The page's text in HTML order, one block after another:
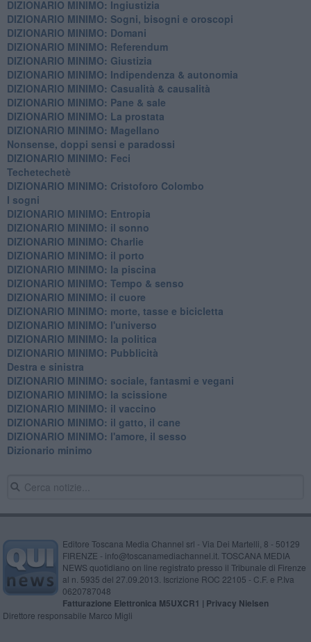
DIZIONARIO MINIMO: ​Ingiustizia
DIZIONARIO MINIMO: ​Sogni, bisogni e oroscopi
DIZIONARIO MINIMO: Domani
DIZIONARIO MINIMO: Referendum
DIZIONARIO MINIMO: Giustizia
DIZIONARIO MINIMO: ​Indipendenza & autonomia
DIZIONARIO MINIMO: ​Casualità & causalità
​DIZIONARIO MINIMO: Pane & sale
DIZIONARIO MINIMO: La prostata
​DIZIONARIO MINIMO: Magellano
Nonsense, doppi sensi e paradossi
DIZIONARIO MINIMO: Feci
Techetechetè
DIZIONARIO MINIMO: Cristoforo Colombo
I sogni
DIZIONARIO MINIMO: Entropia
DIZIONARIO MINIMO: il sonno
DIZIONARIO MINIMO: Charlie
DIZIONARIO MINIMO: il porto
DIZIONARIO MINIMO: la piscina
DIZIONARIO MINIMO: Tempo & senso
DIZIONARIO MINIMO: il cuore
DIZIONARIO MINIMO: morte, tasse e bicicletta
DIZIONARIO MINIMO: l'universo
DIZIONARIO MINIMO: la politica
DIZIONARIO MINIMO: Pubblicità
Destra e sinistra
DIZIONARIO MINIMO: sociale, fantasmi e vegani
DIZIONARIO MINIMO: la scissione
DIZIONARIO MINIMO: il vaccino
DIZIONARIO MINIMO: il gatto, il cane
DIZIONARIO MINIMO: l'amore, il sesso
Dizionario minimo
Editore Toscana Media Channel srl - Via Dei Martelli, 8 - 50129
FIRENZE - info@toscanamediachannel.it. TOSCANA MEDIA
NEWS quotidiano on line registrato presso il Tribunale di Firenze
al n. 5935 del 27.09.2013. Iscrizione ROC 22105 - C.F. e P.Iva
0620787048
Fatturazione Elettronica M5UXCR1 | Privacy Nielsen
Direttore responsabile Marco Migli